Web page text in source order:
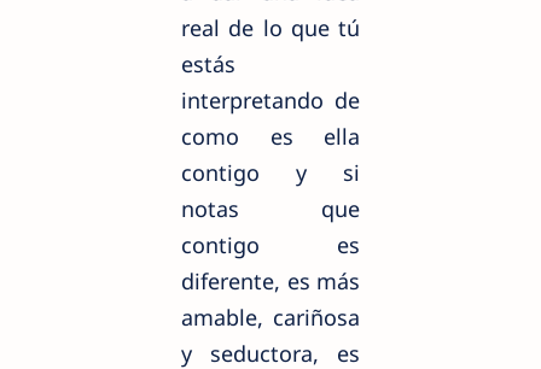
real de lo que tú
estás
interpretando de
como es ella
contigo y si
notas que
contigo es
diferente, es más
amable, cariñosa
y seductora, es